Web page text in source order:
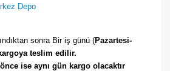
Depo
sonra Bir iş günü (Pazartesi-
teslim edilir.
ise aynı gün kargo olacaktır